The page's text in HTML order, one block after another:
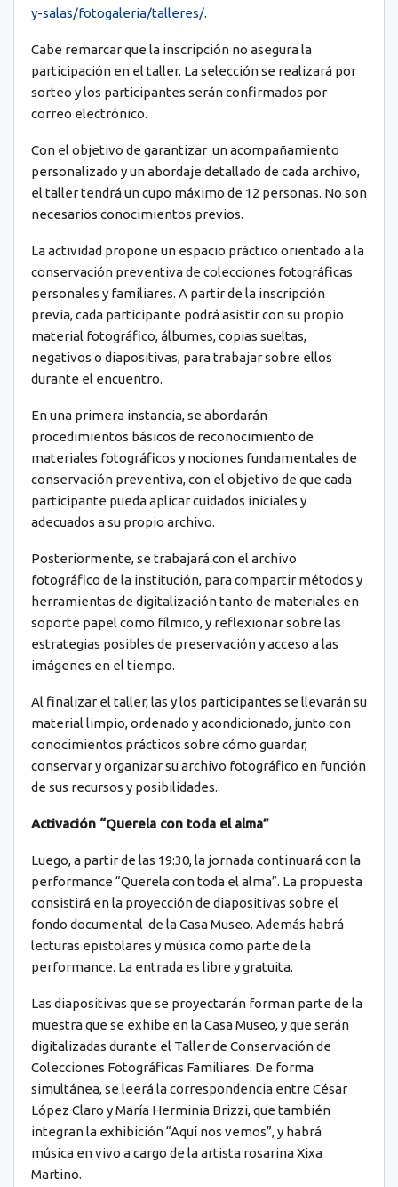
y-salas/fotogaleria/talleres/.
Cabe remarcar que la inscripción no asegura la
participación en el taller. La selección se realizará por
sorteo y los participantes serán confirmados por
correo electrónico.
Con el objetivo de garantizar un acompañamiento
personalizado y un abordaje detallado de cada archivo,
el taller tendrá un cupo máximo de 12 personas. No son
necesarios conocimientos previos.
La actividad propone un espacio práctico orientado a la
conservación preventiva de colecciones fotográficas
personales y familiares. A partir de la inscripción
previa, cada participante podrá asistir con su propio
material fotográfico, álbumes, copias sueltas,
negativos o diapositivas, para trabajar sobre ellos
durante el encuentro.
En una primera instancia, se abordarán
procedimientos básicos de reconocimiento de
materiales fotográficos y nociones fundamentales de
conservación preventiva, con el objetivo de que cada
participante pueda aplicar cuidados iniciales y
adecuados a su propio archivo.
Posteriormente, se trabajará con el archivo
fotográfico de la institución, para compartir métodos y
herramientas de digitalización tanto de materiales en
soporte papel como fílmico, y reflexionar sobre las
estrategias posibles de preservación y acceso a las
imágenes en el tiempo.
Al finalizar el taller, las y los participantes se llevarán su
material limpio, ordenado y acondicionado, junto con
conocimientos prácticos sobre cómo guardar,
conservar y organizar su archivo fotográfico en función
de sus recursos y posibilidades.
Activación “Querela con toda el alma”
Luego, a partir de las 19:30, la jornada continuará con la
performance “Querela con toda el alma”. La propuesta
consistirá en la proyección de diapositivas sobre el
fondo documental de la Casa Museo. Además habrá
lecturas epistolares y música como parte de la
performance. La entrada es libre y gratuita.
Las diapositivas que se proyectarán forman parte de la
muestra que se exhibe en la Casa Museo, y que serán
digitalizadas durante el Taller de Conservación de
Colecciones Fotográficas Familiares. De forma
simultánea, se leerá la correspondencia entre César
López Claro y María Herminia Brizzi, que también
integran la exhibición “Aquí nos vemos”, y habrá
música en vivo a cargo de la artista rosarina Xixa
Martino.